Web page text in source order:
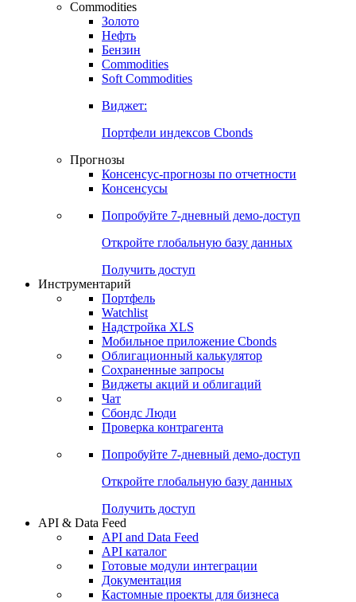
Commodities
Золото
Нефть
Бензин
Commodities
Soft Commodities
Виджет:
Портфели индексов Cbonds
Прогнозы
Консенсус-прогнозы по отчетности
Консенсусы
Попробуйте 7-дневный демо-доступ
Откройте глобальную базу данных
Получить доступ
Инструментарий
Портфель
Watchlist
Надстройка XLS
Мобильное приложение Cbonds
Облигационный калькулятор
Сохраненные запросы
Виджеты акций и облигаций
Чат
Сбондс Люди
Проверка контрагента
Попробуйте 7-дневный демо-доступ
Откройте глобальную базу данных
Получить доступ
API & Data Feed
API and Data Feed
API каталог
Готовые модули интеграции
Документация
Кастомные проекты для бизнеса